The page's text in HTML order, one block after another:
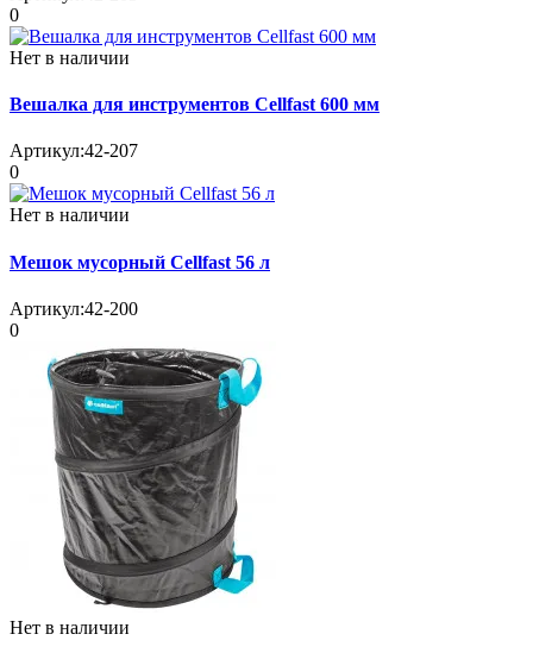
0
Нет в наличии
Вешалка для инструментов Cellfast 600 мм
Артикул:42-207
0
Нет в наличии
Мешок мусорный Cellfast 56 л
Артикул:42-200
0
Нет в наличии